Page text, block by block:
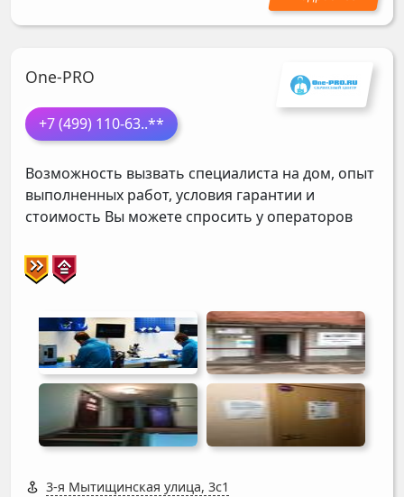
One-PRO
+7 (499) 110-63..**
Возможность вызвать специалиста на дом, опыт
выполненных работ, условия гарантии и
стоимость Вы можете спросить у операторов
3-я Мытищинская улица, 3с1